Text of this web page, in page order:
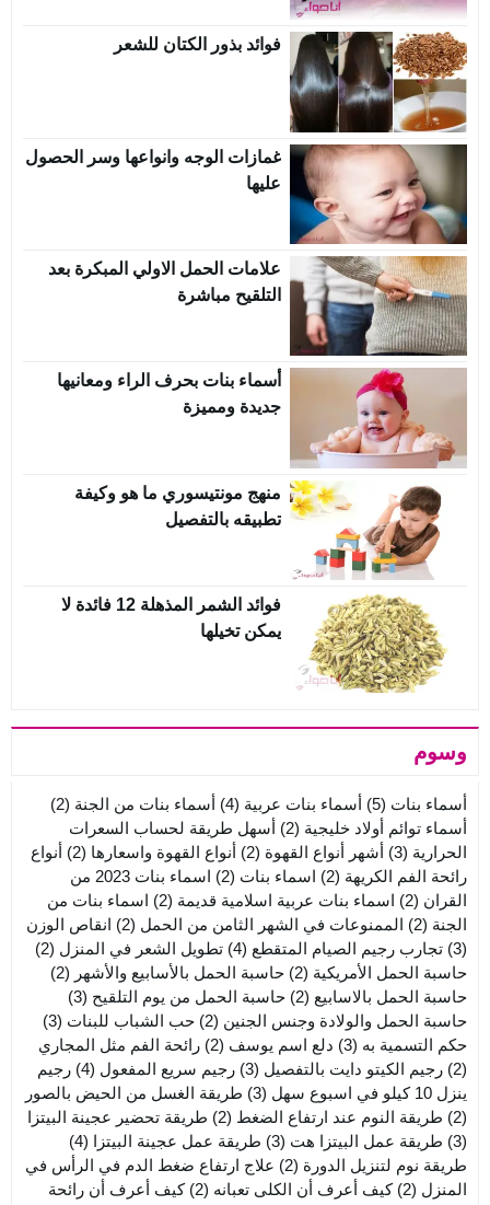
فوائد بذور الكتان للشعر
غمازات الوجه وانواعها وسر الحصول
عليها
علامات الحمل الاولي المبكرة بعد
التلقيح مباشرة
أسماء بنات بحرف الراء ومعانيها
جديدة ومميزة
منهج مونتيسوري ما هو وكيفة
تطبيقه بالتفصيل
فوائد الشمر المذهلة 12 فائدة لا
يمكن تخيلها
وسوم
أسماء بنات (5) أسماء بنات عربية (4) أسماء بنات من الجنة (2)
أسماء توائم أولاد خليجية (2)
أسهل طريقة لحساب السعرات
الحرارية (3) أشهر أنواع القهوة (2) أنواع القهوة واسعارها (2)
أنواع
رائحة الفم الكريهة (2) اسماء بنات (2)
اسماء بنات 2023 من
القران (2) اسماء بنات عربية اسلامية قديمة (2)
اسماء بنات من
الجنة (2) الممنوعات في الشهر الثامن من الحمل (2)
انقاص الوزن
(3)
تجارب رجيم الصيام المتقطع (4) تطويل الشعر في المنزل (2)
حاسبة الحمل الأمريكية (2) حاسبة الحمل بالأسابيع والأشهر (2)
حاسبة الحمل بالاسابيع (2) حاسبة الحمل من يوم التلقيح (3)
حاسبة الحمل والولادة وجنس الجنين (2) حب الشباب للبنات (3)
حكم التسمية به (3) دلع اسم يوسف (2)
رائحة الفم مثل المجاري
(2)
رجيم الكيتو دايت بالتفصيل (3) رجيم سريع المفعول (4)
رجيم
ينزل 10 كيلو في اسبوع سهل
(3)
طريقة الغسل من الحيض بالصور
(2)
طريقة النوم عند ارتفاع الضغط (2)
طريقة تحضير عجينة البيتزا
(3)
طريقة عمل البيتزا هت (3) طريقة عمل عجينة البيتزا (4)
طريقة نوم لتنزيل الدورة (2)
علاج ارتفاع ضغط الدم في الرأس في
المنزل (2) كيف أعرف أن الكلى تعبانه (2)
كيف أعرف أن رائحة